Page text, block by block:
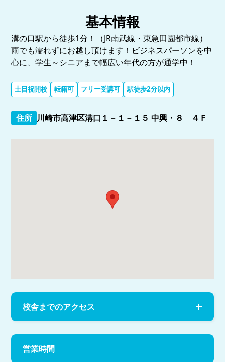
基本情報
溝の口駅から徒歩1分！（JR南武線・東急田園都市線）
雨でも濡れずにお越し頂けます！ビジネスパーソンを中
心に、学生～シニアまで幅広い年代の方が通学中！
土日祝開校 転籍可 フリー受講可 駅徒歩2分以内
住所 川崎市高津区溝口１－１－１５ 中興・８ ４Ｆ
校舎までのアクセス
営業時間